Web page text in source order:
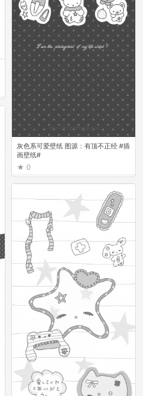
灰色系可爱壁纸 图源：有顶不正经 #插
画壁纸#
0